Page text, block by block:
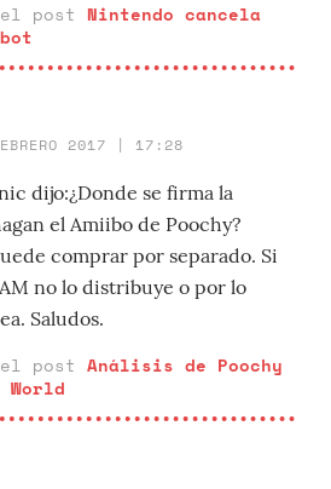
el post Nintendo cancela
2017 | 17:28
dijo:¿Donde se firma la
el Amiibo de Poochy?
comprar por separado. Si
no lo distribuye o por lo
Saludos.
el post Análisis de Poochy